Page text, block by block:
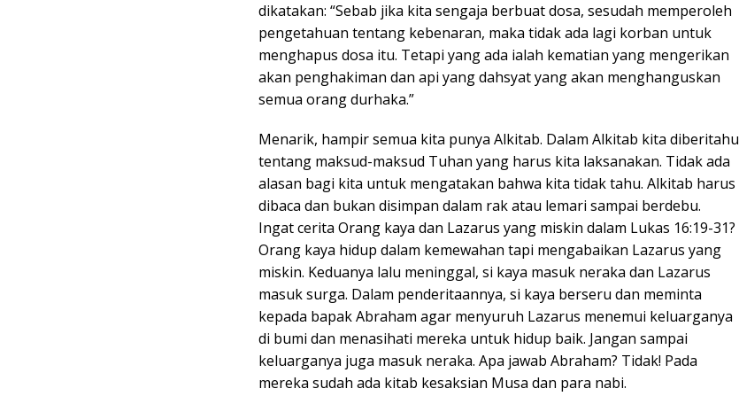
dikatakan: “Sebab jika kita sengaja berbuat dosa, sesudah memperoleh
pengetahuan tentang kebenaran, maka tidak ada lagi korban untuk
menghapus dosa itu. Tetapi yang ada ialah kematian yang mengerikan
akan penghakiman dan api yang dahsyat yang akan menghanguskan
semua orang durhaka.”
Menarik, hampir semua kita punya Alkitab. Dalam Alkitab kita diberitahu
tentang maksud-maksud Tuhan yang harus kita laksanakan. Tidak ada
alasan bagi kita untuk mengatakan bahwa kita tidak tahu. Alkitab harus
dibaca dan bukan disimpan dalam rak atau lemari sampai berdebu.
Ingat cerita Orang kaya dan Lazarus yang miskin dalam Lukas 16:19-31?
Orang kaya hidup dalam kemewahan tapi mengabaikan Lazarus yang
miskin. Keduanya lalu meninggal, si kaya masuk neraka dan Lazarus
masuk surga. Dalam penderitaannya, si kaya berseru dan meminta
kepada bapak Abraham agar menyuruh Lazarus menemui keluarganya
di bumi dan menasihati mereka untuk hidup baik. Jangan sampai
keluarganya juga masuk neraka. Apa jawab Abraham? Tidak! Pada
mereka sudah ada kitab kesaksian Musa dan para nabi.